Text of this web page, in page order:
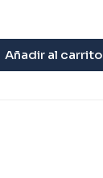
Añadir al carrito